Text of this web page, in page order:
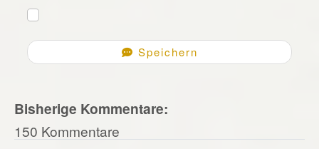
Speichern
Bisherige Kommentare:
150 Kommentare